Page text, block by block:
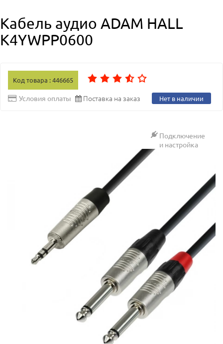
Кабель аудио ADAM HALL
K4YWPP0600
Код товара : 446665
Условия оплаты Поставка на заказ Нет в наличии
Подключение
и настройка